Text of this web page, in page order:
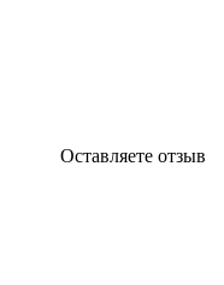
Оставляете отзыв